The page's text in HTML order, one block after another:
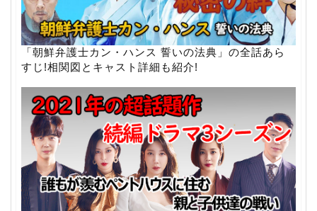
「朝鮮弁護士カン・ハンス 誓いの法典」の全話あら
すじ!相関図とキャスト詳細も紹介!